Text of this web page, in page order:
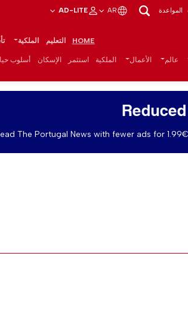
المواعدة AR
AD-LITE
HOME التعليم الملكية
عالم الأعمال الملكية استثمر الإسكان أسلوب
The Portugal News with fewer ads for